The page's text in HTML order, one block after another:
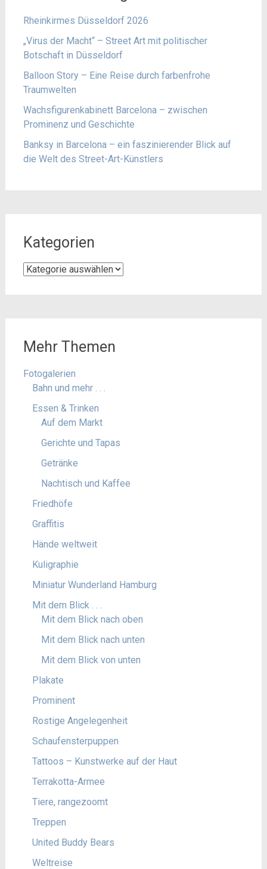
Rheinkirmes Düsseldorf 2026
„Virus der Macht“ – Street Art mit politischer
Botschaft in Düsseldorf
Balloon Story – Eine Reise durch farbenfrohe
Traumwelten
Wachsfigurenkabinett Barcelona – zwischen
Prominenz und Geschichte
Banksy in Barcelona – ein faszinierender Blick auf
die Welt des Street-Art-Künstlers
Kategorien
Kategorien
Mehr Themen
Fotogalerien
Bahn und mehr . . .
Essen & Trinken
Auf dem Markt
Gerichte und Tapas
Getränke
Nachtisch und Kaffee
Friedhöfe
Graffitis
Hände weltweit
Kuligraphie
Miniatur Wunderland Hamburg
Mit dem Blick . . .
Mit dem Blick nach oben
Mit dem Blick nach unten
Mit dem Blick von unten
Plakate
Prominent
Rostige Angelegenheit
Schaufensterpuppen
Tattoos – Kunstwerke auf der Haut
Terrakotta-Armee
Tiere, rangezoomt
Treppen
United Buddy Bears
Weltreise